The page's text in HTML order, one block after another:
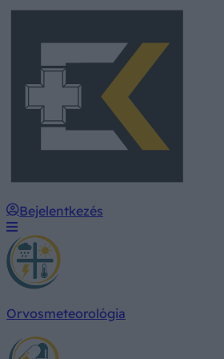
Bejelentkezés
Orvosmeteorológia